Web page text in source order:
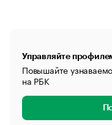
Управляйте
Повышайте
на РБК